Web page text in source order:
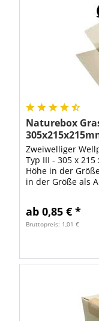
Naturebox
Zweiwelliger
Typ III - 305 x
Höhe in der
in der Größe als
ab 0,85 € *
Bruttopreis: 1,01 €